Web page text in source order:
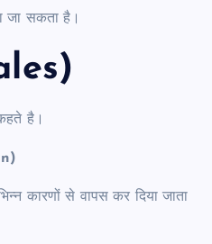
जा सकता है।
है।
कारणों से वापस कर दिया जाता